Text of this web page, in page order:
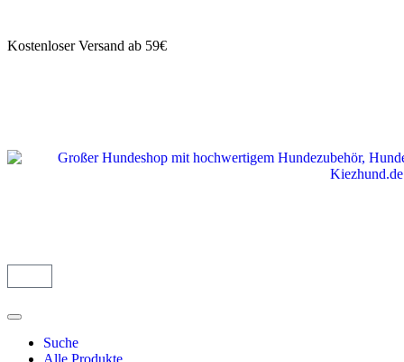
Kostenloser Versand ab 59€
Suche
Alle Produkte